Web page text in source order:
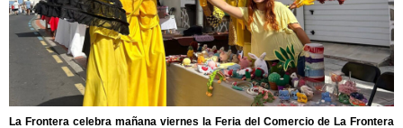
La Frontera celebra mañana viernes la Feria del Comercio de La Frontera